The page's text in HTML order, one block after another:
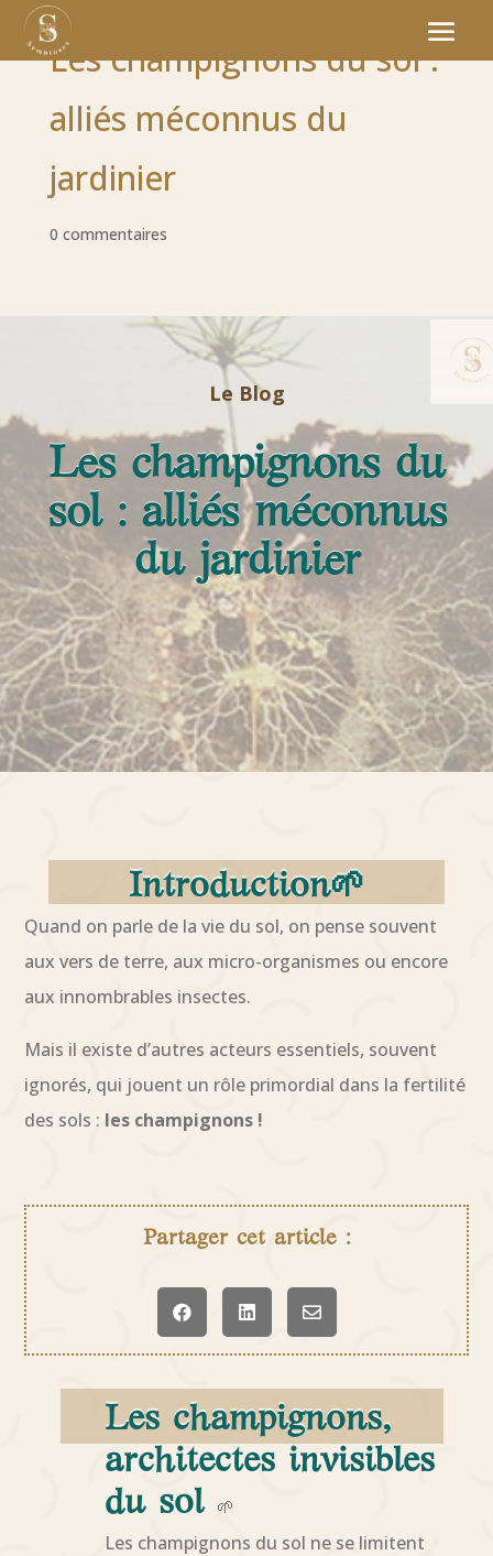
Les champignons du sol :
alliés méconnus du
jardinier
0 commentaires
Le Blog
Les champignons du
sol : alliés méconnus
du jardinier
Introduction🌱
Quand on parle de la vie du sol, on pense souvent
aux vers de terre, aux micro-organismes ou encore
aux innombrables insectes.
Mais il existe d’autres acteurs essentiels, souvent
ignorés, qui jouent un rôle primordial dans la fertilité
des sols : les champignons !
Partager cet article :
  
Les champignons,
architectes invisibles
du sol 🌱
Les champignons du sol ne se limitent